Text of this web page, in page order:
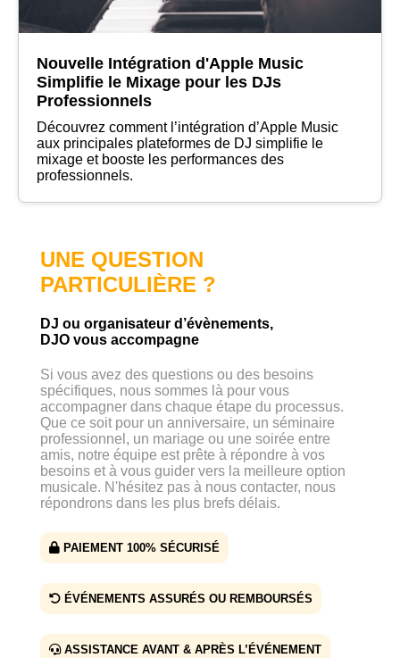
Nouvelle Intégration d'Apple Music
Simplifie le Mixage pour les DJs
Professionnels
Découvrez comment l’intégration d’Apple Music
aux principales plateformes de DJ simplifie le
mixage et booste les performances des
professionnels.
UNE QUESTION
PARTICULIÈRE ?
DJ ou organisateur d’évènements,
DJO vous accompagne
Si vous avez des questions ou des besoins
spécifiques, nous sommes là pour vous
accompagner dans chaque étape du processus.
Que ce soit pour un anniversaire, un séminaire
professionnel, un mariage ou une soirée entre
amis, notre équipe est prête à répondre à vos
besoins et à vous guider vers la meilleure option
musicale. N'hésitez pas à nous contacter, nous
répondrons dans les plus brefs délais.
PAIEMENT 100% SÉCURISÉ
ÉVÉNEMENTS ASSURÉS OU REMBOURSÉS
ASSISTANCE AVANT & APRÈS L’ÉVÉNEMENT